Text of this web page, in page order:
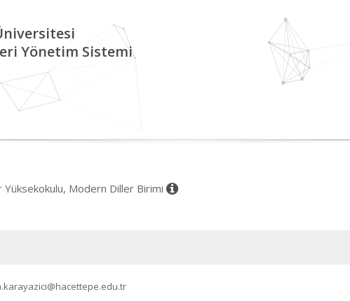
Yönetim Sistemi
Yüksekokulu, Modern Diller Birimi